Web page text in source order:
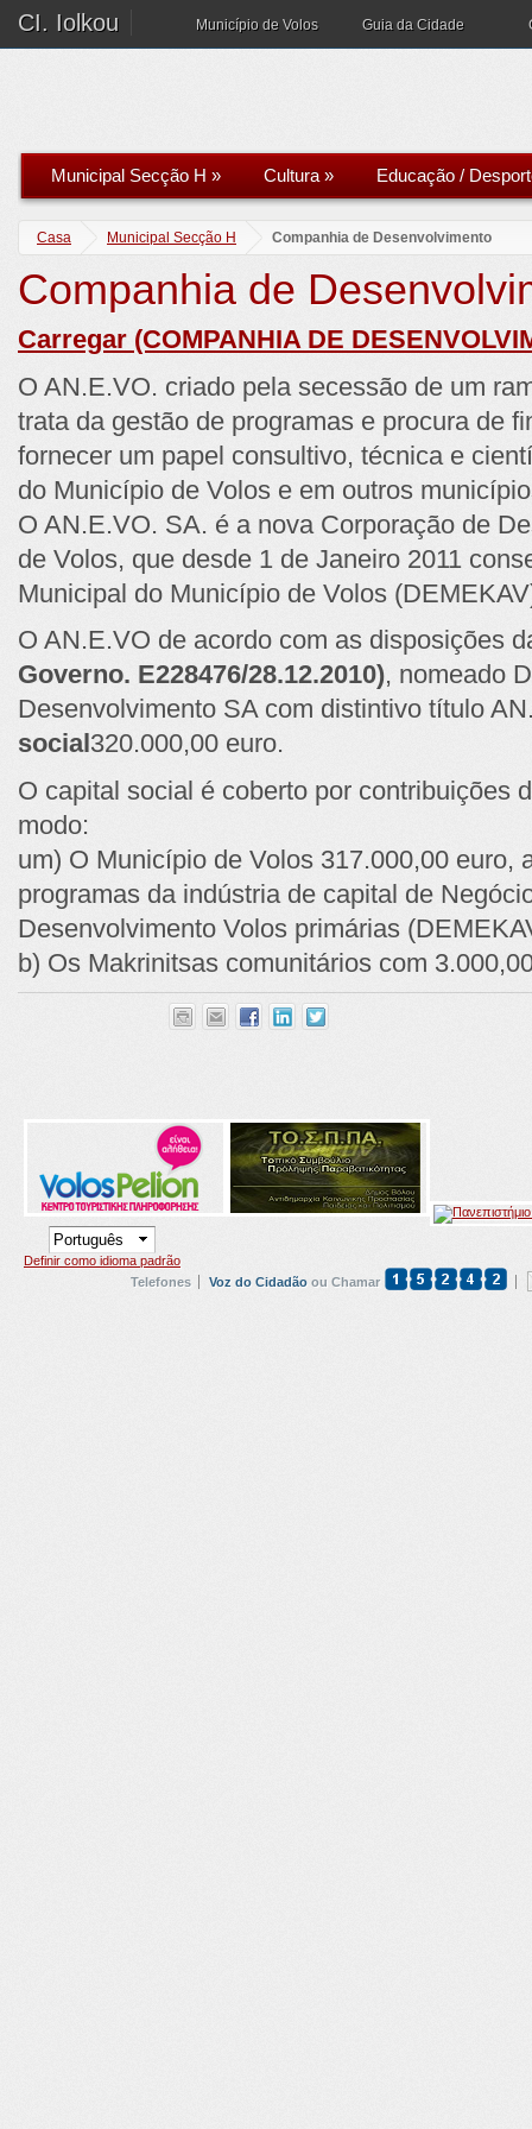
CI. Iolkou Município de Volos Guia da Cidade
Municipal Secção H » Cultura» Educação /
Casa Municipal Secção H Companhia de Desenvolvimento
Companhia de
Carregar (COMPANHIA DE
O AN.E.VO. criado pela secessão de um
trata da gestão de programas e procura de
fornecer um papel consultivo, técnica e
do Município de Volos e em outros
O AN.E.VO. SA. é a nova Corporação de
de Volos, que desde 1 de Janeiro 2011
Municipal do Município de Volos
O AN.E.VO de acordo com as disposições
Governo. E228476/28.12.2010), nomeado
Desenvolvimento SA com distintivo título
social320.000,00 euro.
O capital social é coberto por contribuições
modo:
um) O Município de Volos 317.000,00 euro,
programas da indústria de capital de
Desenvolvimento Volos primárias
b) Os Makrinitsas comunitários com
Definir como idioma padrão
Telefones
Voz do Cidadão ou Chamar